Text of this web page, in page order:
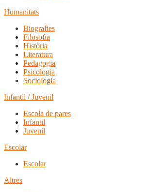
Humanitats
Biografies
Filosofia
Història
Literatura
Pedagogia
Psicologia
Sociologia
Infantil / Juvenil
Escola de pares
Infantil
Juvenil
Escolar
Escolar
Altres